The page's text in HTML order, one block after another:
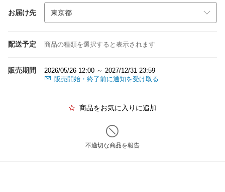
お届け先
配送予定 商品の種類を選択すると表示されます
販売期間
2026/05/26 12:00 ～ 2027/12/31 23:59
販売開始・終了前に通知を受け取る
商品をお気に入りに追加
不適切な商品を報告